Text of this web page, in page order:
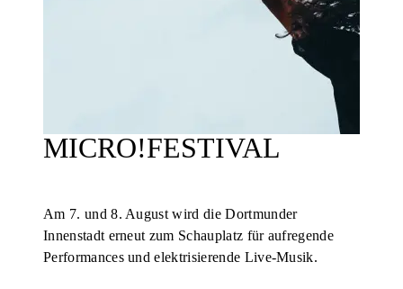
MICRO!FESTIVAL
Am 7. und 8. August wird die Dortmunder
Innenstadt erneut zum Schauplatz für aufregende
Performances und elektrisierende Live-Musik.